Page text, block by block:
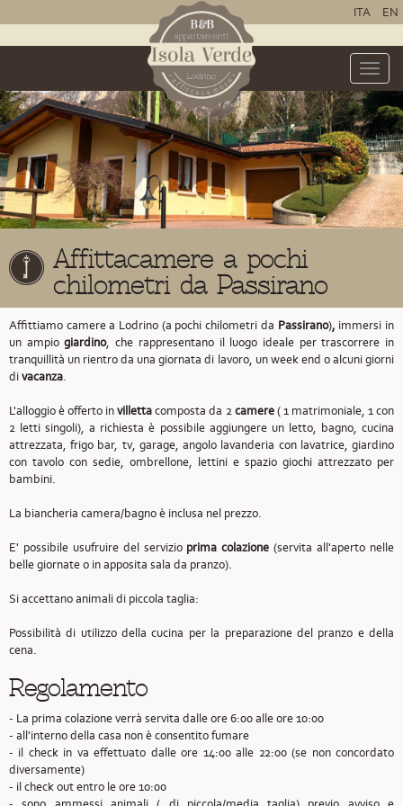
ITA EN
Toggle
Affittacamere a pochi
chilometri da Passirano
Affittiamo camere a Lodrino (a pochi chilometri da Passirano), immersi in
un ampiogiardino, che rappresentano il luogo ideale per trascorrere in
tranquillità un rientro da una giornata di lavoro, un week end o alcuni giorni
divacanza.
L'alloggio è offerto invillettacomposta da 2camere( 1 matrimoniale, 1 con
2 letti singoli), a richiesta è possibile aggiungere un letto, bagno, cucina
attrezzata, frigo bar, tv, garage, angolo lavanderia con lavatrice, giardino
con tavolo con sedie, ombrellone, lettini e spazio giochi attrezzato per
bambini.
La biancheria camera/bagno è inclusa nel prezzo.
E' possibile usufruire del servizio prima colazione (servita all'aperto nelle
belle giornate o in apposita sala da pranzo).
Si accettano animali di piccola taglia:
Possibilità di utilizzo della cucina per la preparazione del pranzo e della
cena.
Regolamento
- La prima colazione verrà servita dalle ore 6:00 alle ore 10:00
- all'interno della casa non è consentito fumare
- il check in va effettuato dalle ore 14:00 alle 22:00 (se non concordato
diversamente)
- il check out entro le ore 10:00